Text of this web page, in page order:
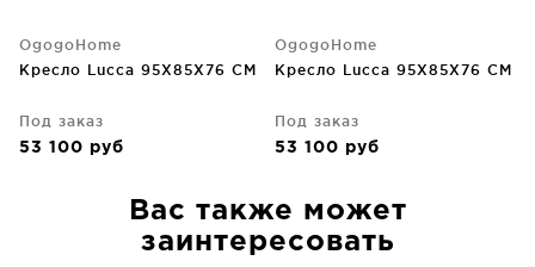
OgogoHome
Кресло Lucca 95X85X76 CM
Под заказ
53 100 руб
OgogoHome
Кресло Lucca 95X85X76 CM
Под заказ
53 100 руб
Вас также может
заинтересовать